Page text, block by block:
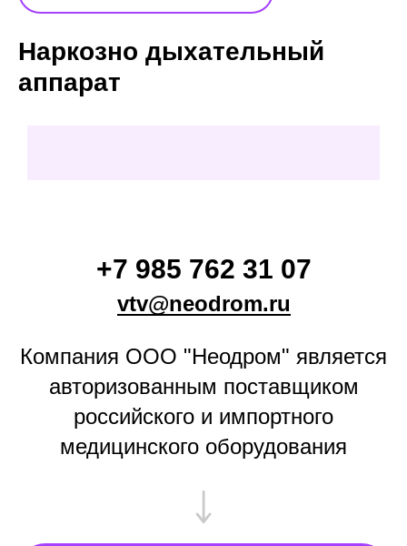
Наркозно дыхательный
аппарат
+7 985 762 31 07
vtv@neodrom.ru
Компания ООО "Неодром" является
авторизованным поставщиком
российского и импортного
медицинского оборудования